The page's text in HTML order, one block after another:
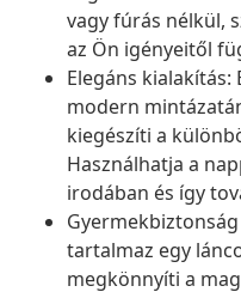
vagy fúrás nélkül,
az Ön igényeitől
Elegáns kialakítás:
modern
kiegészíti a
Használhatja a
irodában és így
tartalmaz egy
megkönnyíti a